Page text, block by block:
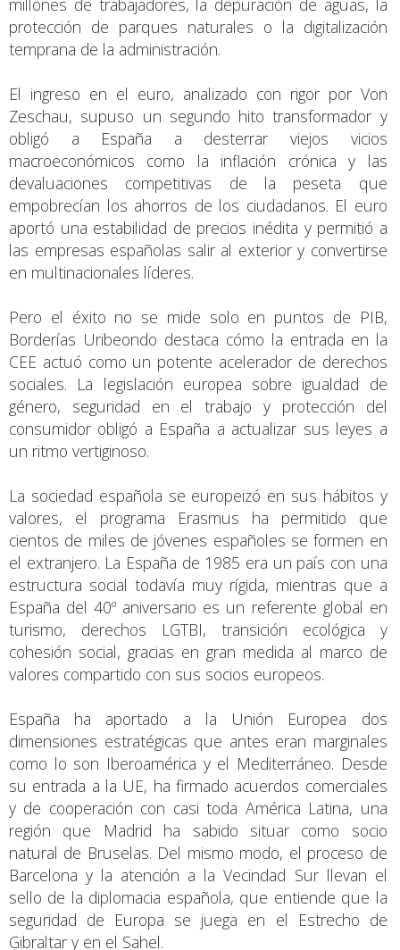
millones de trabajadores, la depuración de aguas, la
protección de parques naturales o la digitalización
temprana de la administración.
El ingreso en el euro, analizado con rigor por Von
Zeschau, supuso un segundo hito transformador y
obligó a España a desterrar viejos vicios
macroeconómicos como la inflación crónica y las
devaluaciones competitivas de la peseta que
empobrecían los ahorros de los ciudadanos. El euro
aportó una estabilidad de precios inédita y permitió a
las empresas españolas salir al exterior y convertirse
en multinacionales líderes.
Pero el éxito no se mide solo en puntos de PIB,
Borderías Uribeondo destaca cómo la entrada en la
CEE actuó como un potente acelerador de derechos
sociales. La legislación europea sobre igualdad de
género, seguridad en el trabajo y protección del
consumidor obligó a España a actualizar sus leyes a
un ritmo vertiginoso.
La sociedad española se europeizó en sus hábitos y
valores, el programa Erasmus ha permitido que
cientos de miles de jóvenes españoles se formen en
el extranjero. La España de 1985 era un país con una
estructura social todavía muy rígida, mientras que a
España del 40º aniversario es un referente global en
turismo, derechos LGTBI, transición ecológica y
cohesión social, gracias en gran medida al marco de
valores compartido con sus socios europeos.
España ha aportado a la Unión Europea dos
dimensiones estratégicas que antes eran marginales
como lo son Iberoamérica y el Mediterráneo. Desde
su entrada a la UE, ha firmado acuerdos comerciales
y de cooperación con casi toda América Latina, una
región que Madrid ha sabido situar como socio
natural de Bruselas. Del mismo modo, el proceso de
Barcelona y la atención a la Vecindad Sur llevan el
sello de la diplomacia española, que entiende que la
seguridad de Europa se juega en el Estrecho de
Gibraltar y en el Sahel.